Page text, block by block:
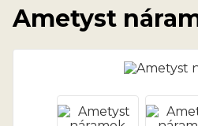
Ametyst